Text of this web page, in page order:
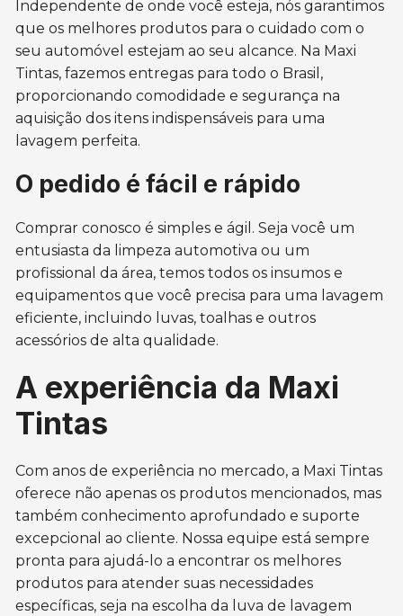
Independente de onde você esteja, nós garantimos
que os melhores produtos para o cuidado com o
seu automóvel estejam ao seu alcance. Na Maxi
Tintas, fazemos entregas para todo o Brasil,
proporcionando comodidade e segurança na
aquisição dos itens indispensáveis para uma
lavagem perfeita.
O pedido é fácil e rápido
Comprar conosco é simples e ágil. Seja você um
entusiasta da limpeza automotiva ou um
profissional da área, temos todos os insumos e
equipamentos que você precisa para uma lavagem
eficiente, incluindo luvas, toalhas e outros
acessórios de alta qualidade.
A experiência da Maxi
Tintas
Com anos de experiência no mercado, a Maxi Tintas
oferece não apenas os produtos mencionados, mas
também conhecimento aprofundado e suporte
excepcional ao cliente. Nossa equipe está sempre
pronta para ajudá-lo a encontrar os melhores
produtos para atender suas necessidades
específicas, seja na escolha da luva de lavagem